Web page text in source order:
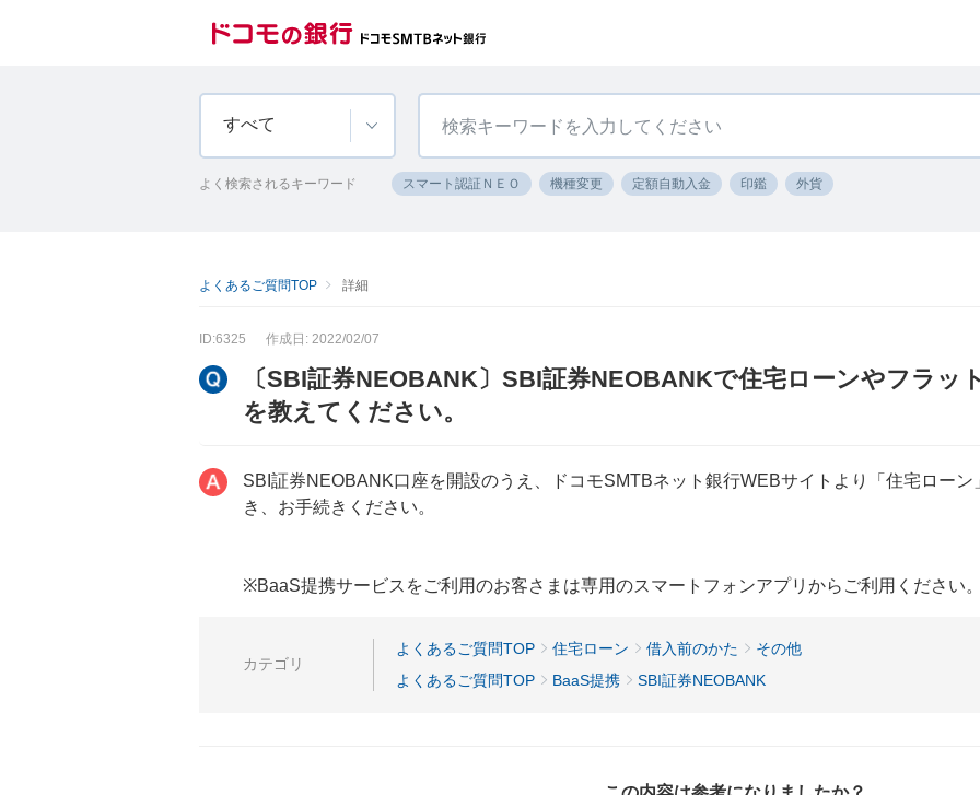
すべて
よく検索されるキーワード スマート認証ＮＥＯ 機種変更 定額自動入金 印鑑 外貨
よくあるご質問TOP 詳細
ID:6325 作成日: 2022/02/07
〔SBI証券NEOBANK〕SBI証券NEOBANKで住宅ローンやフラッ
を教えてください。
SBI証券NEOBANK口座を開設のうえ、ドコモSMTBネット銀行WEBサイトより「住宅ロー
き、お手続きください。
※BaaS提携サービスをご利用のお客さまは専用のスマートフォンアプリからご利用ください
カテゴリ
よくあるご質問TOP 住宅ローン 借入前のかた
その他
よくあるご質問TOP
BaaS提携 SBI証券NEOBANK